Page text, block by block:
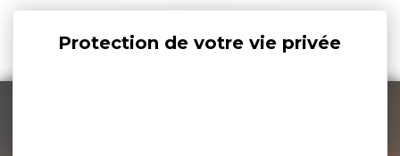
Panneau de gestion des cookies